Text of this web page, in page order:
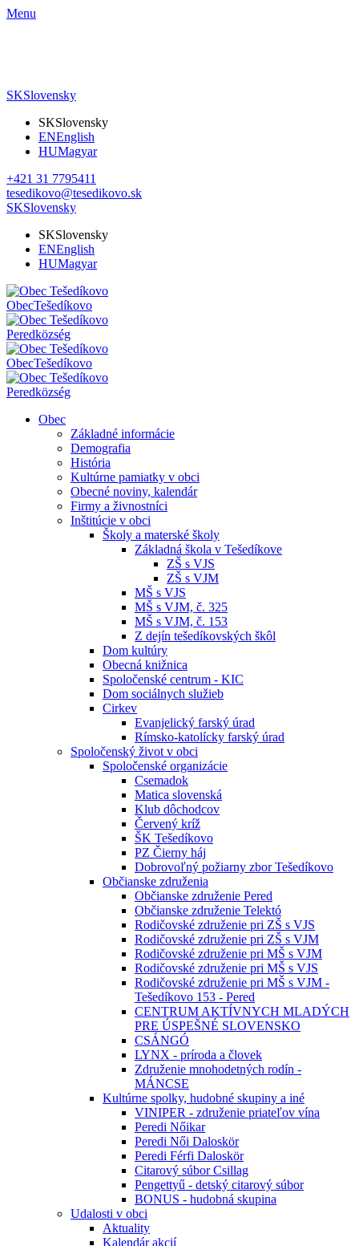
Menu
SKSlovensky
SKSlovensky
ENEnglish
HUMagyar
+421 31 7795411
tesedikovo@tesedikovo.sk
SKSlovensky
SKSlovensky
ENEnglish
HUMagyar
ObecTešedíkovo
Peredközség
ObecTešedíkovo
Peredközség
Obec
Základné informácie
Demografia
História
Kultúrne pamiatky v obci
Obecné noviny, kalendár
Firmy a živnostníci
Inštitúcie v obci
Školy a materské školy
Základná škola v Tešedíkove
ZŠ s VJS
ZŠ s VJM
MŠ s VJS
MŠ s VJM, č. 325
MŠ s VJM, č. 153
Z dejín tešedíkovských škôl
Dom kultúry
Obecná knižnica
Spoločenské centrum - KIC
Dom sociálnych služieb
Cirkev
Evanjelický farský úrad
Rímsko-katolícky farský úrad
Spoločenský život v obci
Spoločenské organizácie
Csemadok
Matica slovenská
Klub dôchodcov
Červený kríž
ŠK Tešedíkovo
PZ Čierny háj
Dobrovoľný požiarny zbor Tešedíkovo
Občianske združenia
Občianske združenie Pered
Občianske združenie Telektó
Rodičovské združenie pri ZŠ s VJS
Rodičovské združenie pri ZŠ s VJM
Rodičovské združenie pri MŠ s VJM
Rodičovské združenie pri MŠ s VJS
Rodičovské združenie pri MŠ s VJM -
Tešedíkovo 153 - Pered
CENTRUM AKTÍVNYCH MLADÝCH
PRE ÚSPEŠNÉ SLOVENSKO
CSÁNGÓ
LYNX - príroda a človek
Združenie mnohodetných rodín -
MÁNCSE
Kultúrne spolky, hudobné skupiny a iné
VINIPER - združenie priateľov vína
Peredi Nőikar
Peredi Női Daloskör
Peredi Férfi Daloskör
Citarový súbor Csillag
Pengettyű - detský citarový súbor
BONUS - hudobná skupina
Udalosti v obci
Aktuality
Kalendár akcií